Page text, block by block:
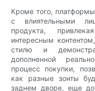
Кроме того,
с влиятельными
продукта,
интересным
стилю и
дополненной
процесс покупки,
как разные зонты
заднем дворе, еще до